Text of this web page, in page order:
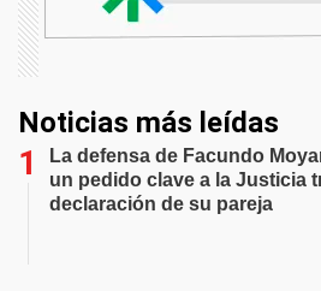
Noticias más leídas
La defensa de Facundo
un pedido clave a la Justicia
declaración de su pareja